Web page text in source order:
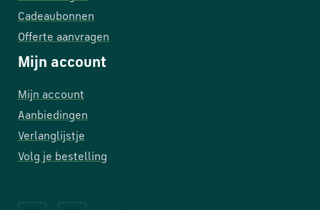
Cadeaubonnen
Offerte aanvragen
Mijn account
Mijn account
Aanbiedingen
Verlanglijstje
Volg je bestelling